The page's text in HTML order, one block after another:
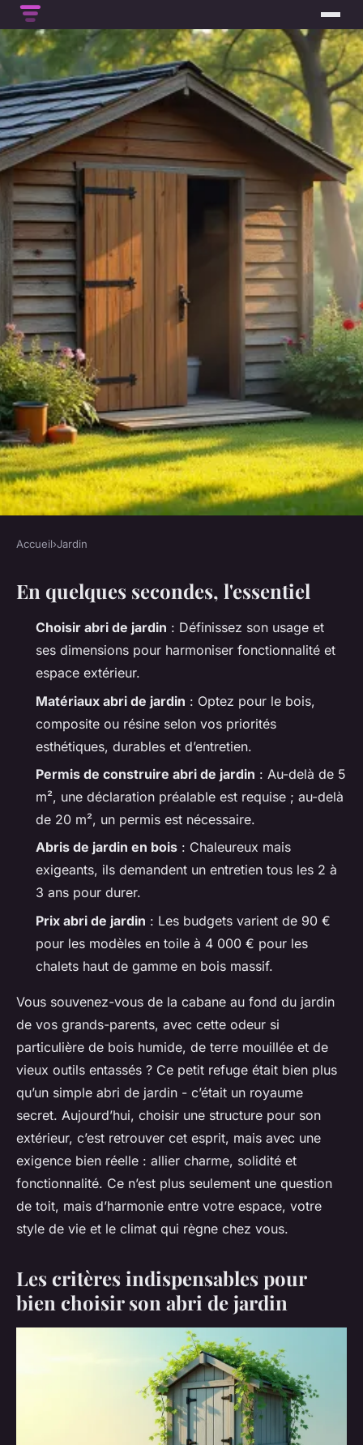
Quelle est la meilleure option
pour votre abri de jardin ?
Arielle•12/06/2026 06:04• 9 min de lecture
Accueil›Jardin
En quelques secondes, l'essentiel
Choisir abri de jardin : Définissez son usage et
ses dimensions pour harmoniser fonctionnalité et
espace extérieur.
Matériaux abri de jardin : Optez pour le bois,
composite ou résine selon vos priorités
esthétiques, durables et d’entretien.
Permis de construire abri de jardin : Au-delà de 5
m², une déclaration préalable est requise ; au-delà
de 20 m², un permis est nécessaire.
Abris de jardin en bois : Chaleureux mais
exigeants, ils demandent un entretien tous les 2 à
3 ans pour durer.
Prix abri de jardin : Les budgets varient de 90 €
pour les modèles en toile à 4 000 € pour les
chalets haut de gamme en bois massif.
Vous souvenez-vous de la cabane au fond du jardin
de vos grands-parents, avec cette odeur si
particulière de bois humide, de terre mouillée et de
vieux outils entassés ? Ce petit refuge était bien plus
qu’un simple abri de jardin - c’était un royaume
secret. Aujourd’hui, choisir une structure pour son
extérieur, c’est retrouver cet esprit, mais avec une
exigence bien réelle : allier charme, solidité et
fonctionnalité. Ce n’est plus seulement une question
de toit, mais d’harmonie entre votre espace, votre
style de vie et le climat qui règne chez vous.
Les critères indispensables pour
bien choisir son abri de jardin